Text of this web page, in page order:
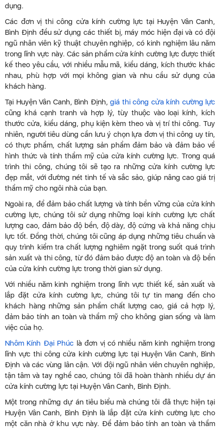
dụng.
Các đơn vị thi công cửa kính cường lực tại Huyện Vân Canh,
Bình Định đều sử dụng các thiết bị, máy móc hiện đại và có đội
ngũ nhân viên kỹ thuật chuyên nghiệp, có kinh nghiệm lâu năm
trong lĩnh vực này. Các sản phẩm cửa kính cường lực được thiết
kế theo yêu cầu, với nhiều mẫu mã, kiểu dáng, kích thước khác
nhau, phù hợp với mọi không gian và nhu cầu sử dụng của
khách hàng.
Tại Huyện Vân Canh, Bình Định, giá thi công cửa kính cường lực
cũng khá cạnh tranh và hợp lý, tùy thuộc vào loại kính, kích
thước cửa, kiểu dáng, phụ kiện kèm theo và vị trí thi công. Tuy
nhiên, người tiêu dùng cần lưu ý chọn lựa đơn vị thi công uy tín,
có thực phẩm, chất lượng sản phẩm đảm bảo và đảm bảo về
hình thức và tính thẩm mỹ của cửa kính cường lực. Trong quá
trình thi công, chúng tôi sẽ tạo ra những cửa kính cường lực
đẹp mắt, với đường nét tinh tế và sắc sảo, giúp nâng cao giá trị
thẩm mỹ cho ngôi nhà của bạn.
Ngoài ra, để đảm bảo chất lượng và tính bền vững của cửa kính
cường lực, chúng tôi sử dụng những loại kính cường lực chất
lượng cao, đảm bảo độ bền, độ dày, độ cứng và khả năng chịu
lực tốt. Đồng thời, chúng tôi cũng áp dụng những tiêu chuẩn và
quy trình kiểm tra chất lượng nghiêm ngặt trong suốt quá trình
sản xuất và thi công, từ đó đảm bảo được độ an toàn và độ bền
của cửa kính cường lực trong thời gian sử dụng.
Với nhiều năm kinh nghiệm trong lĩnh vực thiết kế, sản xuất và
lắp đặt cửa kính cường lực, chúng tôi tự tin mang đến cho
khách hàng những sản phẩm chất lượng cao, giá cả hợp lý,
đảm bảo tính an toàn và thẩm mỹ cho không gian sống và làm
việc của họ.
Nhôm Kính Đại Phúc là đơn vị có nhiều năm kinh nghiệm trong
lĩnh vực thi công cửa kính cường lực tại Huyện Vân Canh, Bình
Định và các vùng lân cận. Với đội ngũ nhân viên chuyên nghiệp,
tận tâm và tay nghề cao, chúng tôi đã hoàn thành nhiều dự án
cửa kính cường lực tại Huyện Vân Canh, Bình Định.
Một trong những dự án tiêu biểu mà chúng tôi đã thực hiện tại
Huyện Vân Canh, Bình Định là lắp đặt cửa kính cường lực cho
một căn nhà ở khu vực này. Để đảm bảo tính an toàn và thẩm